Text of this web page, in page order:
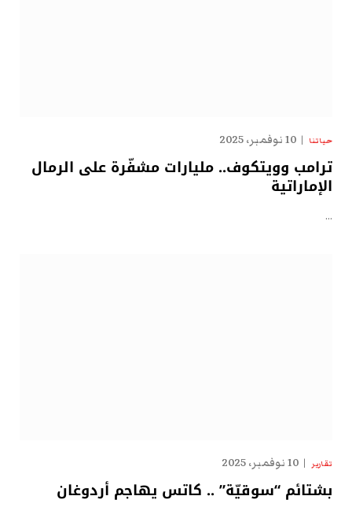
حياتنا 10 نوفمبر، 2025
ترامب وويتكوف.. مليارات مشفّرة على الرمال
الإماراتية
…
تقارير 10 نوفمبر، 2025
بشتائم “سوقيّة” .. كاتس يهاجم أردوغان